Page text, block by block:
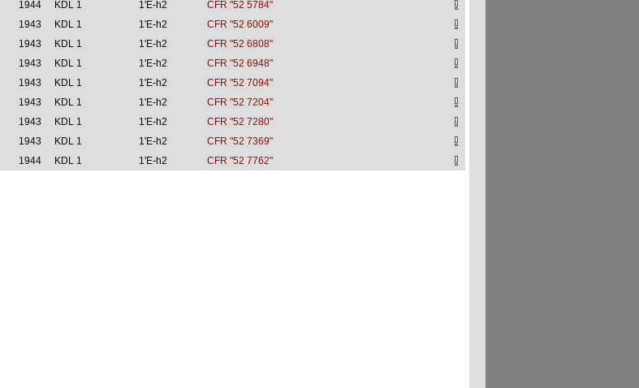
1944 KDL 1 1'E-h2
CFR "52 5784"
1943 KDL 1 1'E-h2
CFR "52 6009"
1943 KDL 1 1'E-h2
CFR "52 6808"
1943 KDL 1 1'E-h2
CFR "52 6948"
1943 KDL 1 1'E-h2
CFR "52 7094"
1943 KDL 1 1'E-h2
CFR "52 7204"
1943 KDL 1 1'E-h2
CFR "52 7280"
1943 KDL 1 1'E-h2
CFR "52 7369"
1944 KDL 1 1'E-h2 CFR "52 7762"